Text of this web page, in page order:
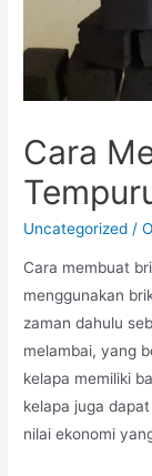
Cara
Uncategorized /
Cara membuat
menggunakan
zaman dahulu
melambai, yang
kelapa memiliki
kelapa juga
nilai ekonomi